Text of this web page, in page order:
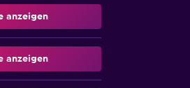
anzeigen
anzeigen